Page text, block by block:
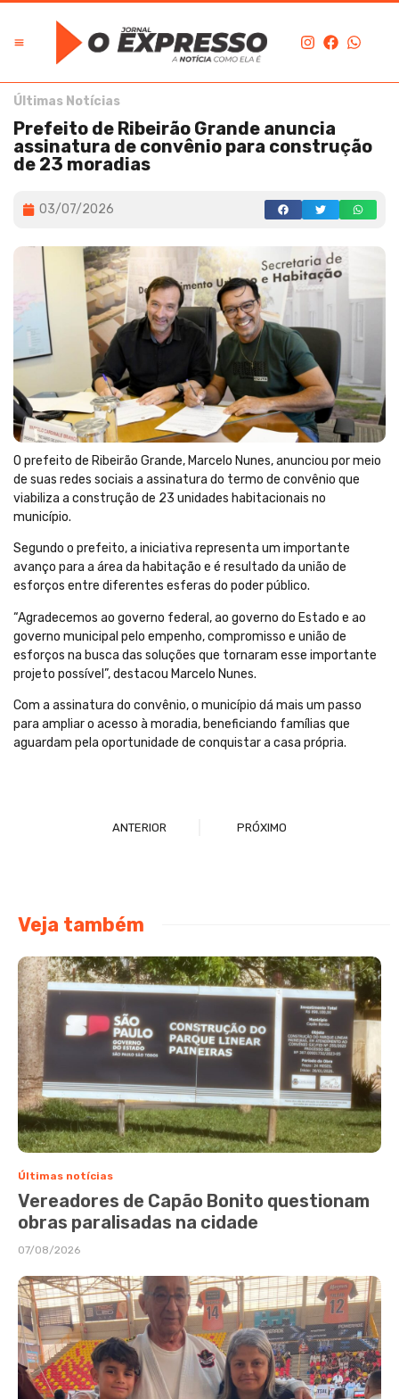
Últimas Notícias
Prefeito de Ribeirão Grande anuncia
assinatura de convênio para construção
de 23 moradias
03/07/2026
O prefeito de Ribeirão Grande, Marcelo Nunes, anunciou por meio
de suas redes sociais a assinatura do termo de convênio que
viabiliza a construção de 23 unidades habitacionais no
município.
Segundo o prefeito, a iniciativa representa um importante
avanço para a área da habitação e é resultado da união de
esforços entre diferentes esferas do poder público.
“Agradecemos ao governo federal, ao governo do Estado e ao
governo municipal pelo empenho, compromisso e união de
esforços na busca das soluções que tornaram esse importante
projeto possível”, destacou Marcelo Nunes.
Com a assinatura do convênio, o município dá mais um passo
para ampliar o acesso à moradia, beneficiando famílias que
aguardam pela oportunidade de conquistar a casa própria.
ANTERIOR PRÓXIMO
Veja também
Últimas notícias
Vereadores de Capão Bonito questionam
obras paralisadas na cidade
07/08/2026